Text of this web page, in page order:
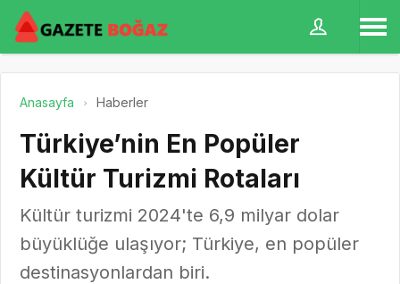
Anasayfa Haberler
Türkiye’nin En Popüler
Kültür Turizmi Rotaları
Kültür turizmi 2024'te 6,9 milyar dolar
büyüklüğe ulaşıyor; Türkiye, en popüler
destinasyonlardan biri.